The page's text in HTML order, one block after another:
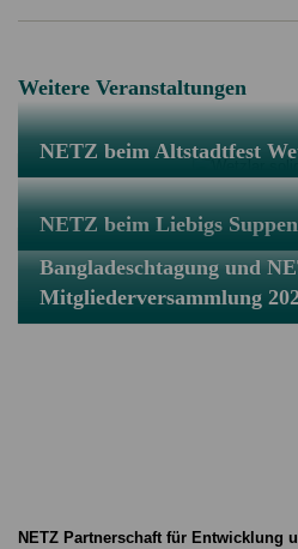
Weitere Veranstaltungen
NETZ beim Altstadtfest
NETZ beim Liebigs
Bangladeschtagung und
Mitgliederversammlung
NETZ Partnerschaft für Entwicklung